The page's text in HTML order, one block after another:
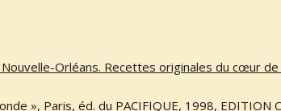
Nouvelle-Orléans. Recettes originales du cœur de
», Paris, éd. du PACIFIQUE, 1998, EDITION